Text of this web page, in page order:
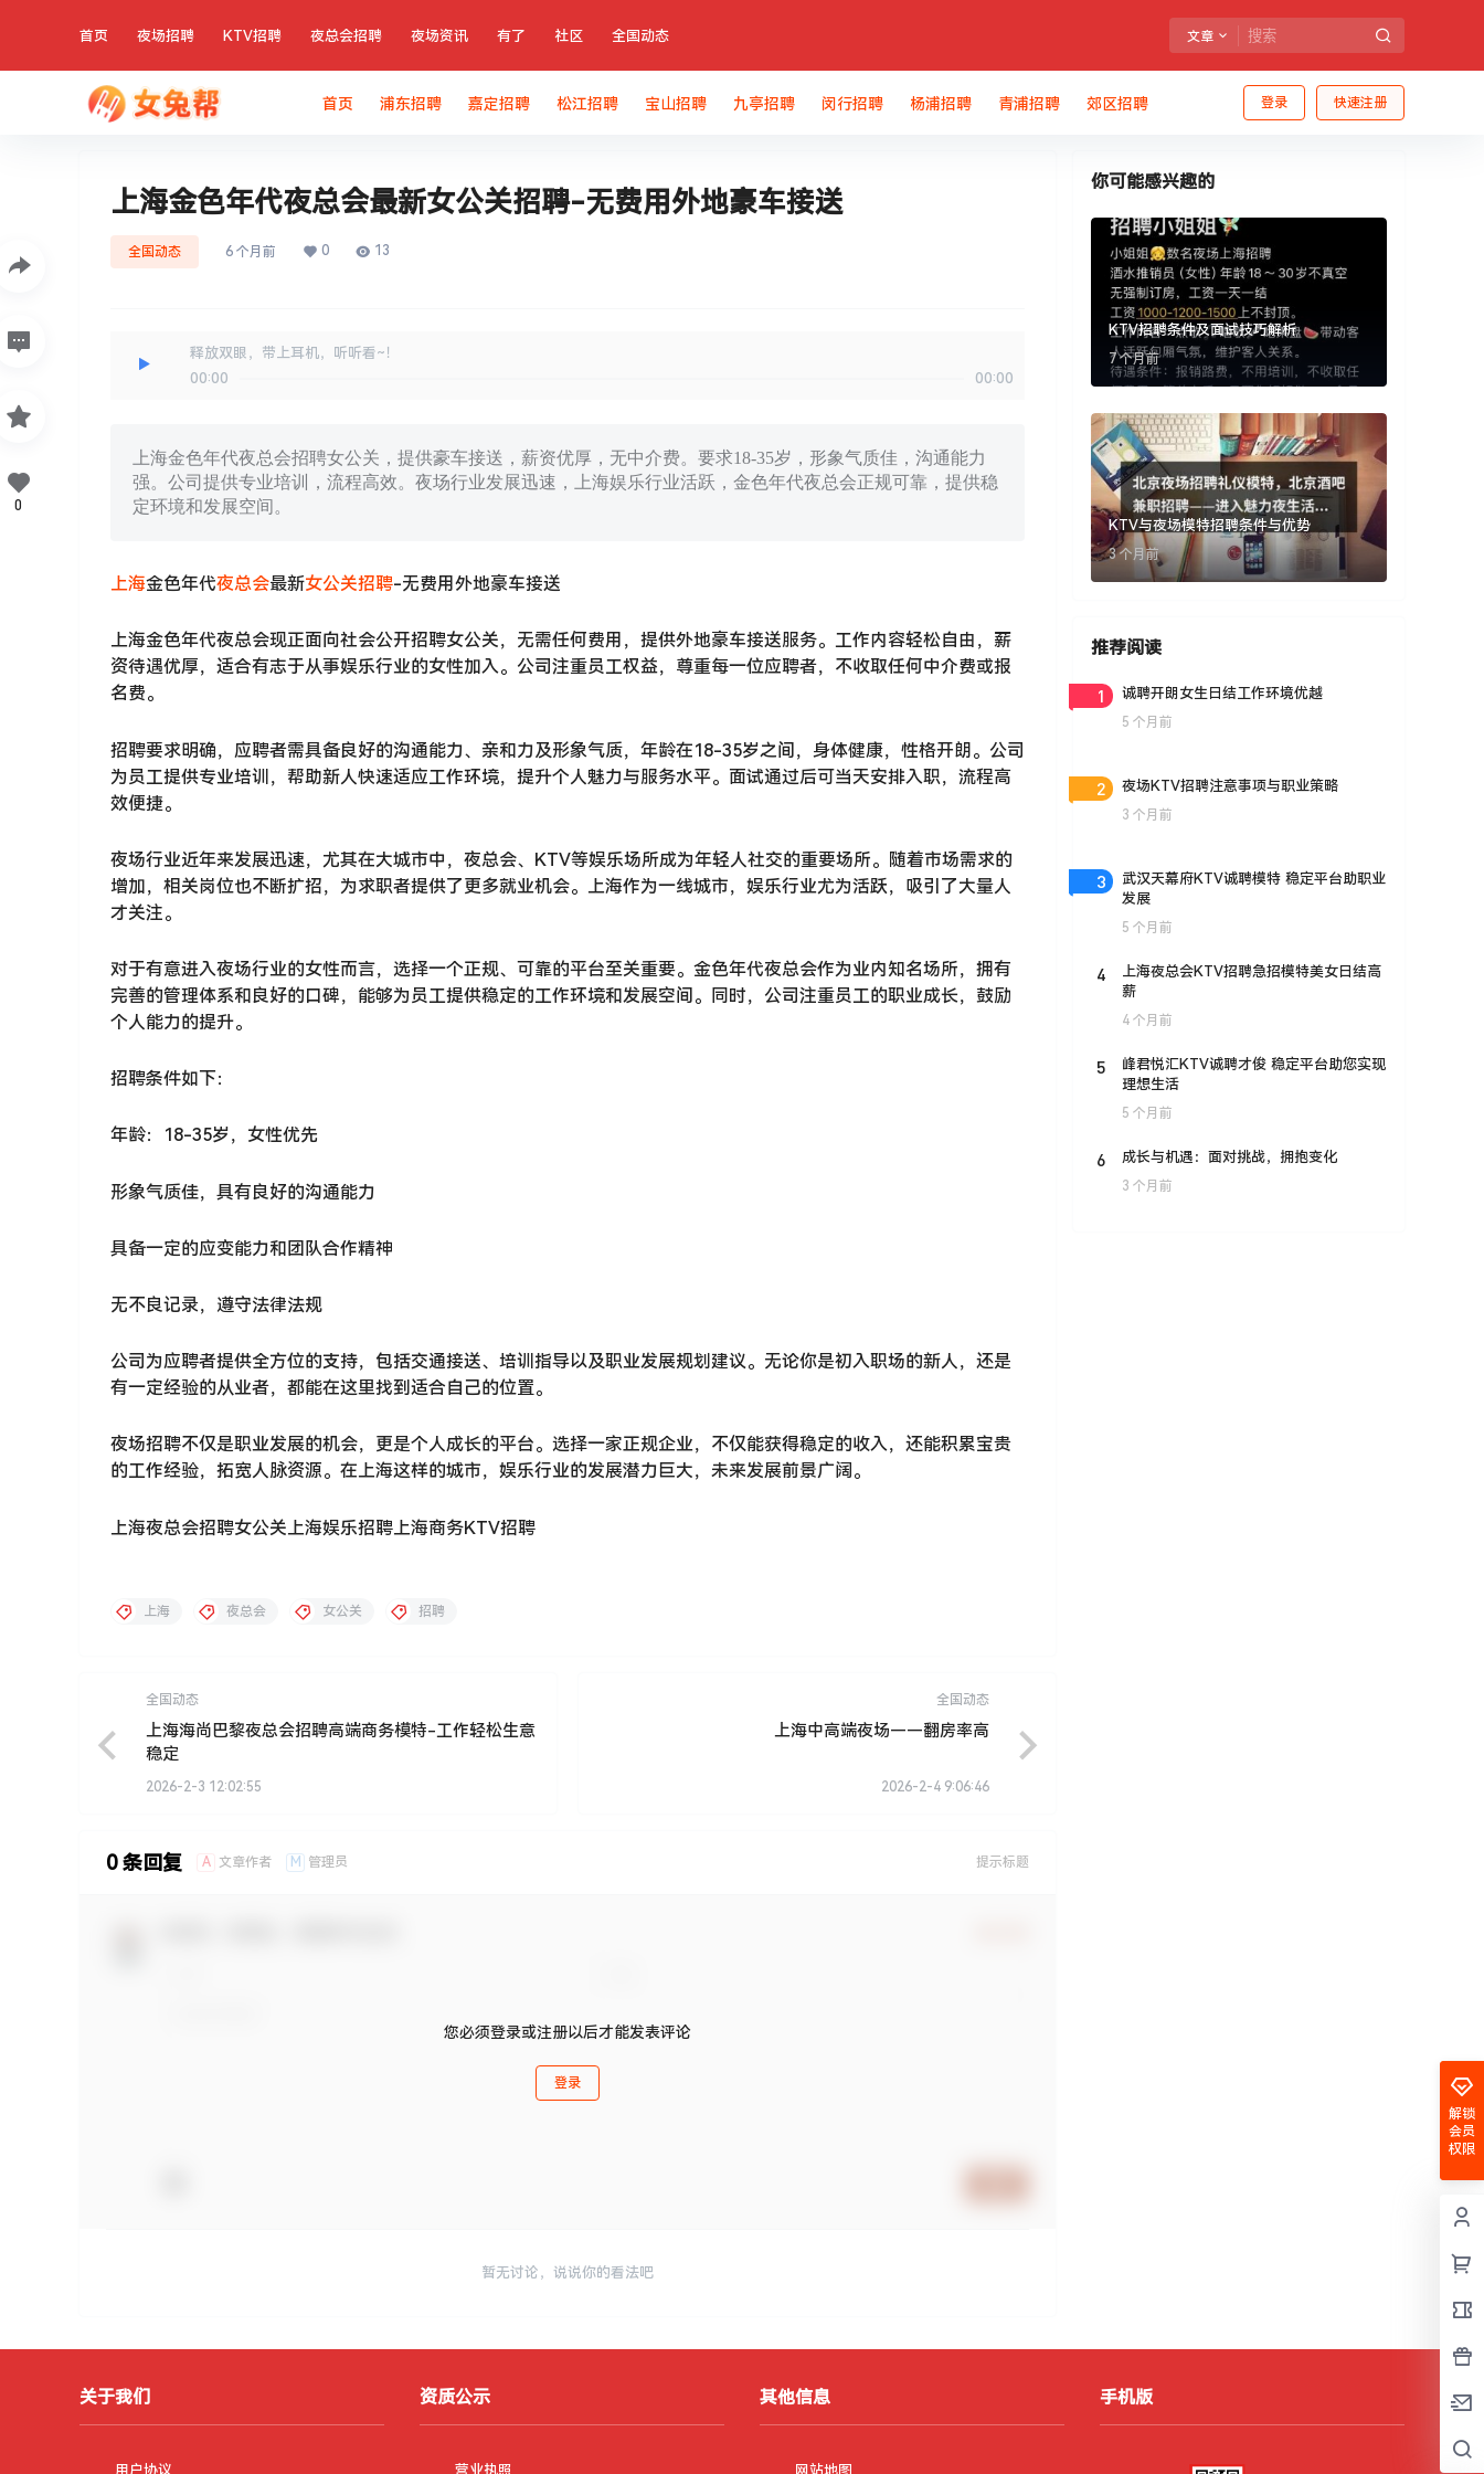
首页 夜场招聘 KTV招聘 夜总会招聘 夜场资讯 有了 社区 全国动态 文章
登录 快速注册
首页 浦东招聘 嘉定招聘 松江招聘 宝山招聘 九亭招聘 闵行招聘 杨浦招聘 青浦招聘 郊区招聘
上海金色年代夜总会最新女公关招聘-无费用外地豪车接送
全国动态 6 个月前 0 13
释放双眼，带上耳机，听听看~！
00:00
00:00
上海金色年代夜总会招聘女公关，提供豪车接送，薪资优厚，无中介费。要求18-35岁，形象气质佳，沟通能力
强。公司提供专业培训，流程高效。夜场行业发展迅速，上海娱乐行业活跃，金色年代夜总会正规可靠，提供稳
定环境和发展空间。
上海金色年代夜总会最新女公关招聘-无费用外地豪车接送
上海金色年代夜总会现正面向社会公开招聘女公关，无需任何费用，提供外地豪车接送服务。工作内容轻松自由，薪
资待遇优厚，适合有志于从事娱乐行业的女性加入。公司注重员工权益，尊重每一位应聘者，不收取任何中介费或报
名费。
招聘要求明确，应聘者需具备良好的沟通能力、亲和力及形象气质，年龄在18-35岁之间，身体健康，性格开朗。公司
为员工提供专业培训，帮助新人快速适应工作环境，提升个人魅力与服务水平。面试通过后可当天安排入职，流程高
效便捷。
夜场行业近年来发展迅速，尤其在大城市中，夜总会、KTV等娱乐场所成为年轻人社交的重要场所。随着市场需求的
增加，相关岗位也不断扩招，为求职者提供了更多就业机会。上海作为一线城市，娱乐行业尤为活跃，吸引了大量人
才关注。
对于有意进入夜场行业的女性而言，选择一个正规、可靠的平台至关重要。金色年代夜总会作为业内知名场所，拥有
完善的管理体系和良好的口碑，能够为员工提供稳定的工作环境和发展空间。同时，公司注重员工的职业成长，鼓励
个人能力的提升。
招聘条件如下：
年龄：18-35岁，女性优先
形象气质佳，具有良好的沟通能力
具备一定的应变能力和团队合作精神
无不良记录，遵守法律法规
公司为应聘者提供全方位的支持，包括交通接送、培训指导以及职业发展规划建议。无论你是初入职场的新人，还是
有一定经验的从业者，都能在这里找到适合自己的位置。
夜场招聘不仅是职业发展的机会，更是个人成长的平台。选择一家正规企业，不仅能获得稳定的收入，还能积累宝贵
的工作经验，拓宽人脉资源。在上海这样的城市，娱乐行业的发展潜力巨大，未来发展前景广阔。
上海夜总会招聘女公关上海娱乐招聘上海商务KTV招聘
0
上海 夜总会 女公关 招聘
全国动态
上海海尚巴黎夜总会招聘高端商务模特-工作轻松生意
稳定
2026-2-3 12:02:55
全国动态
上海中高端夜场——翻房率高
2026-2-4 9:06:46
0 条回复 A 文章作者 M 管理员 提示标题
您必须登录或注册以后才能发表评论
登录
暂无讨论，说说你的看法吧
你可能感兴趣的
KTV招聘条件及面试技巧解析
7 个月前
KTV与夜场模特招聘条件与优势
3 个月前
推荐阅读
1 诚聘开朗女生日结工作环境优越
5 个月前
2 夜场KTV招聘注意事项与职业策略
3 个月前
3
武汉天幕府KTV诚聘模特 稳定平台助职业
发展
5 个月前
4
上海夜总会KTV招聘急招模特美女日结高
薪
4 个月前
5
峰君悦汇KTV诚聘才俊 稳定平台助您实现
理想生活
5 个月前
6 成长与机遇：面对挑战，拥抱变化
3 个月前
解锁
会员
权限
关于我们
用户协议
资质公示
营业执照
其他信息
网站地图
手机版